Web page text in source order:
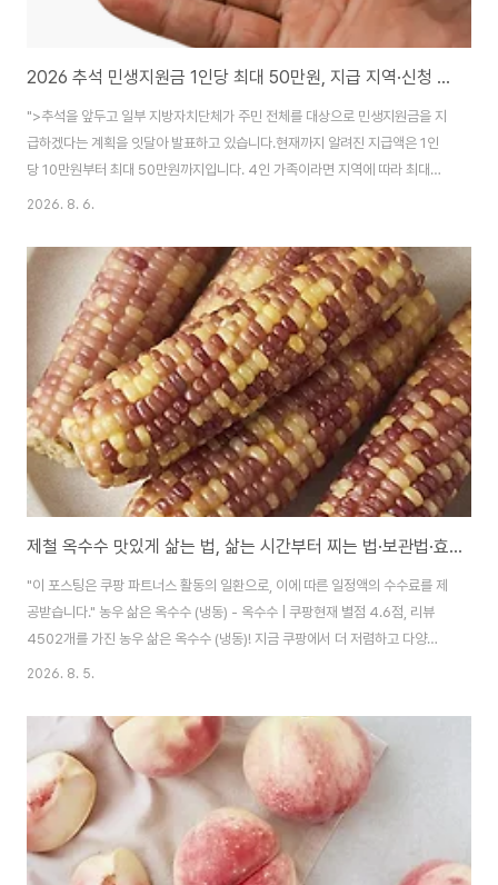
2026 추석 민생지원금 1인당 최대 50만원, 지급 지역·신청 기간·사용처 총정리
">추석을 앞두고 일부 지방자치단체가 주민 전체를 대상으로 민생지원금을 지
급하겠다는 계획을 잇달아 발표하고 있습니다.​현재까지 알려진 지급액은 1인
당 10만원부터 최대 50만원까지입니다. 4인 가족이라면 지역에 따라 최대
200만원을 받을 수 있어 해당 지역 주민들의 관심이 커지고 있는데요.​다만 이
이 자체 예산으로 지급하는 지역별 지원금이기 때문에 주민등록 주소지와 기준
일, 신청 기간을 반드시 확인해야 합니다.​일부 지역은 예산과 지급 조례가 이미
확정됐지만, 아직 지방의회 의결이나 추가경정예산 편성 절차가 남아 있는 지
역도 있습니다.​오늘은 2026년 추석 전 민생지원금을 지급하거나 추진하는 지
역과 지급 금액, 대상자, 신..
2026. 8. 6.
제철 옥수수 맛있게 삶는 법, 삶는 시간부터 찌는 법·보관법·효능·쓰레기 처리까지 총정리!!
"이 포스팅은 쿠팡 파트너스 활동의 일환으로, 이에 따른 일정액의 수수료를 제
공받습니다." 농우 삶은 옥수수 (냉동) - 옥수수 | 쿠팡현재 별점 4.6점, 리뷰
4502개를 가진 농우 삶은 옥수수 (냉동)! 지금 쿠팡에서 더 저렴하고 다양한
옥수수 제품들을 확인해보세요.www.coupang.com 여름철이면 한 번쯤 꼭
수수는 별다른 양념을 하지 않아도 구수하고 쫀득해 자꾸 손이 가는데요.​하지
만 옥수수는 얼마나 삶아야 하는지, 삶는 것과 찌는 것 중 어떤 방법이 좋은지
헷갈릴 때가 있습니다. 한꺼번에 구입하고 남은 옥수수의 보관법이나 껍질과
옥수수대의 쓰레기 분류도 은근히 어려운 부분이고요.​오늘은 제철 옥수수 맛있
게 삶는 ..
2026. 8. 5.